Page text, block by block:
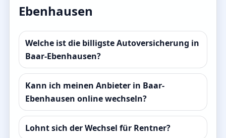
Ebenhausen
Welche ist die billigste Autoversicherung in
Baar-Ebenhausen?
Kann ich meinen Anbieter in Baar-
Ebenhausen online wechseln?
Lohnt sich der Wechsel für Rentner?